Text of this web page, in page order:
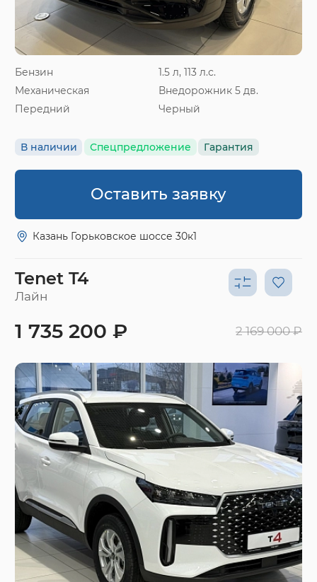
Бензин
1.5 л, 113 л.с.
Механическая
Внедорожник 5 дв.
Передний
Черный
В наличии Спецпредложение Гарантия
Оставить заявку
Казань Горьковское шоссе 30к1
Tenet T4
Лайн
1 735 200 ₽ 2 169 000 ₽